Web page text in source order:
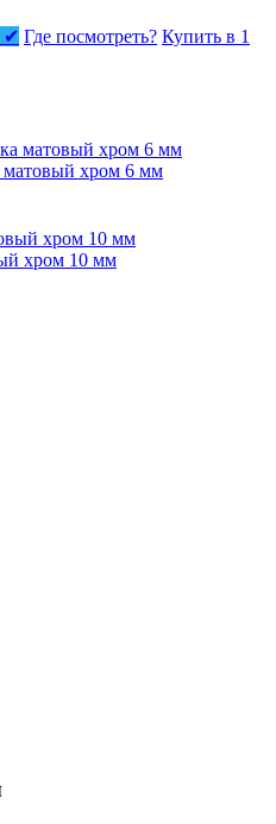
✔ Где посмотреть? Купить в 1
матовый хром 6 мм
хром 10 мм